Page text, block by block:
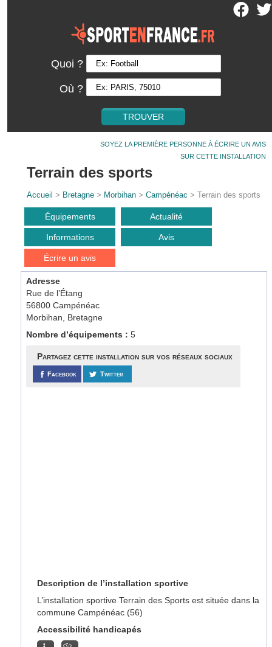
Quoi ?
Où ?
SOYEZ LA PREMIÈRE PERSONNE À ÉCRIRE UN AVIS
SUR CETTE INSTALLATION
Terrain des sports
Accueil > Bretagne > Morbihan >Campénéac > Terrain des sports
Équipements Actualité
Informations Avis
Écrire un avis
Adresse
Rue de l’Étang
56800 Campénéac
Morbihan, Bretagne
Nombre d’équipements :5
Partagez cette installation sur vos réseaux sociaux
Facebook Twitter
Description de l’installation sportive
L’installation sportive Terrain des Sports est située dans la
commune Campénéac (56)
Accessibilité handicapés